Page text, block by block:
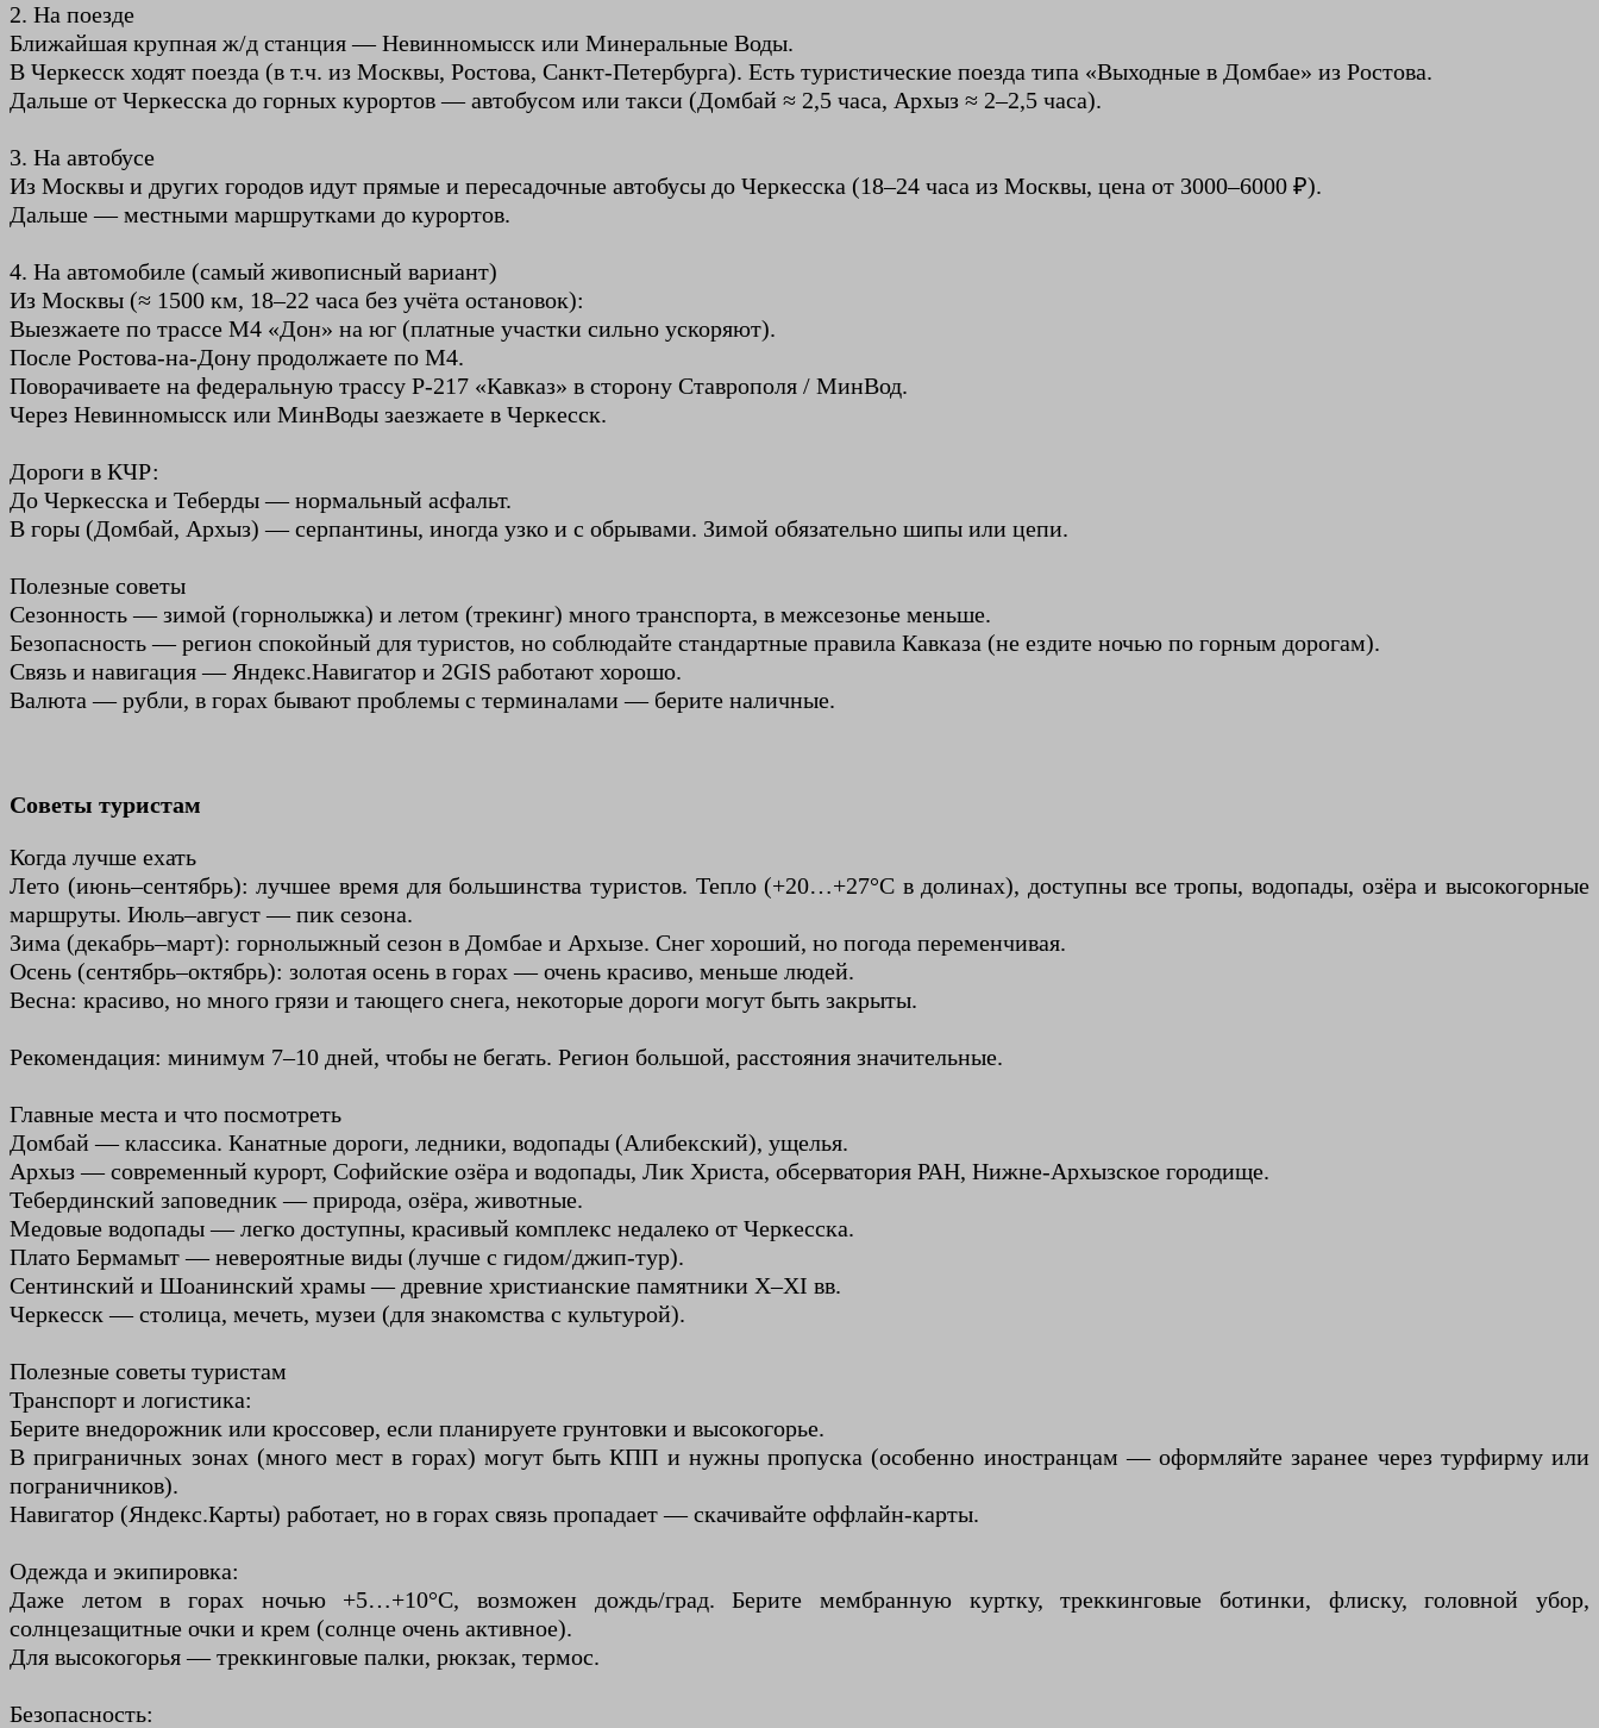
2. На поезде
Ближайшая крупная ж/д станция — Невинномысск или Минеральные Воды.
В Черкесск ходят поезда (в т.ч. из Москвы, Ростова, Санкт-Петербурга). Есть туристические поезда типа «Выходные в Домбае» из Ростова.
Дальше от Черкесска до горных курортов — автобусом или такси (Домбай ≈ 2,5 часа, Архыз ≈ 2–2,5 часа).
3. На автобусе
Из Москвы и других городов идут прямые и пересадочные автобусы до Черкесска (18–24 часа из Москвы, цена от 3000–6000 ₽).
Дальше — местными маршрутками до курортов.
4. На автомобиле (самый живописный вариант)
Из Москвы (≈ 1500 км, 18–22 часа без учёта остановок):
Выезжаете по трассе М4 «Дон» на юг (платные участки сильно ускоряют).
После Ростова-на-Дону продолжаете по М4.
Поворачиваете на федеральную трассу Р-217 «Кавказ» в сторону Ставрополя / МинВод.
Через Невинномысск или МинВоды заезжаете в Черкесск.
Дороги в КЧР:
До Черкесска и Теберды — нормальный асфальт.
В горы (Домбай, Архыз) — серпантины, иногда узко и с обрывами. Зимой обязательно шипы или цепи.
Полезные советы
Сезонность — зимой (горнолыжка) и летом (трекинг) много транспорта, в межсезонье меньше.
Безопасность — регион спокойный для туристов, но соблюдайте стандартные правила Кавказа (не ездите ночью по горным дорогам).
Связь и навигация — Яндекс.Навигатор и 2GIS работают хорошо.
Валюта — рубли, в горах бывают проблемы с терминалами — берите наличные.
Советы туристам
Когда лучше ехать
Лето (июнь–сентябрь): лучшее время для большинства туристов. Тепло (+20…+27°C в долинах), доступны все тропы, водопады, озёра и высокогорные
маршруты. Июль–август — пик сезона.
Зима (декабрь–март): горнолыжный сезон в Домбае и Архызе. Снег хороший, но погода переменчивая.
Осень (сентябрь–октябрь): золотая осень в горах — очень красиво, меньше людей.
Весна: красиво, но много грязи и тающего снега, некоторые дороги могут быть закрыты.
Рекомендация: минимум 7–10 дней, чтобы не бегать. Регион большой, расстояния значительные.
Главные места и что посмотреть
Домбай — классика. Канатные дороги, ледники, водопады (Алибекский), ущелья.
Архыз — современный курорт, Софийские озёра и водопады, Лик Христа, обсерватория РАН, Нижне-Архызское городище.
Тебердинский заповедник — природа, озёра, животные.
Медовые водопады — легко доступны, красивый комплекс недалеко от Черкесска.
Плато Бермамыт — невероятные виды (лучше с гидом/джип-тур).
Сентинский и Шоанинский храмы — древние христианские памятники X–XI вв.
Черкесск — столица, мечеть, музеи (для знакомства с культурой).
Полезные советы туристам
Транспорт и логистика:
Берите внедорожник или кроссовер, если планируете грунтовки и высокогорье.
В приграничных зонах (много мест в горах) могут быть КПП и нужны пропуска (особенно иностранцам — оформляйте заранее через турфирму или
пограничников).
Навигатор (Яндекс.Карты) работает, но в горах связь пропадает — скачивайте оффлайн-карты.
Одежда и экипировка:
Даже летом в горах ночью +5…+10°C, возможен дождь/град. Берите мембранную куртку, треккинговые ботинки, флиску, головной убор,
солнцезащитные очки и крем (солнце очень активное).
Для высокогорья — треккинговые палки, рюкзак, термос.
Безопасность: